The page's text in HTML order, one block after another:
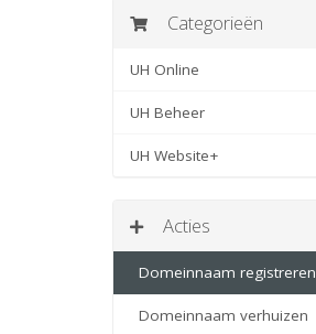
Categorieën
UH Online
UH Beheer
UH Website+
Acties
Domeinnaam registreren
Domeinnaam verhuizen